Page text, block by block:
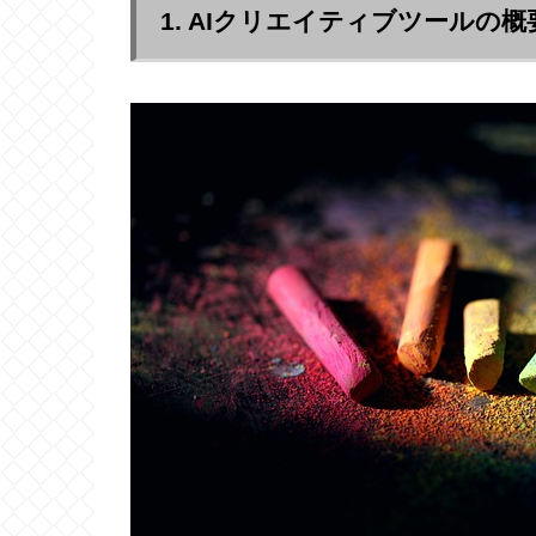
1. AIクリエイティブツールの概